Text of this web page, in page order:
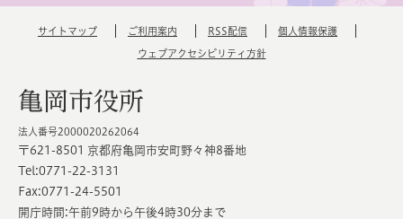
サイトマップ ご利用案内 RSS配信 個人情報保護
ウェブアクセシビリティ方針
亀岡市役所
法人番号2000020262064
〒621-8501 京都府亀岡市安町野々神8番地
Tel:0771-22-3131
Fax:0771-24-5501
開庁時間:午前9時から午後4時30分まで